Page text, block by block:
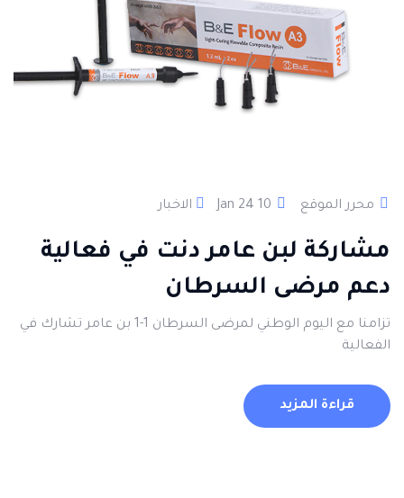
محرر الموقع الاخبار
مشاركة لبن عامر دنت في فعالية
دعم مرضى السرطان
تزامنا مع اليوم الوطني لمرضى السرطان 1-1 بن عامر تشارك في
الفعالية
قراءة المزيد